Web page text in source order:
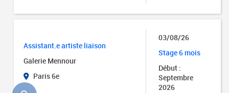
Assistant.e artiste liaison
Galerie Mennour
Paris 6e
03/08/26
Stage 6 mois
Début :
Septembre
2026